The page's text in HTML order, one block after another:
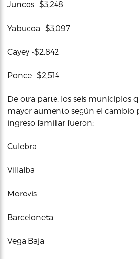
Juncos -$3,248
Yabucoa -$3,097
Cayey -$2,842
Ponce -$2,514
De otra parte, los seis municipios
mayor aumento según el cambio
ingreso familiar fueron:
Culebra
Villalba
Morovis
Barceloneta
Vega Baja